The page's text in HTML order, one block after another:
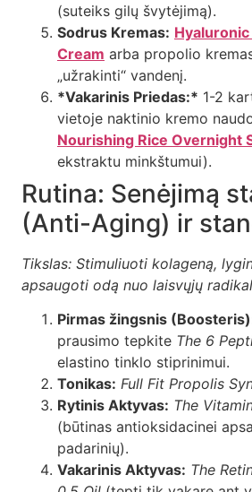
(suteiks gilų švytėjimą).
Sodrus Kremas:
Cream arba propolio
„užrakinti“ vandenį.
*Vakarinis Priedas:* 1-2
vietoje naktinio kremo
Nourishing Rice Overnight
ekstraktu minkštumui).
Rutina: Senėjimą
(Anti-Aging) ir
Tikslas: Stimuliuoti kolageną,
apsaugoti odą nuo laisvųjų
Pirmas žingsnis
prausimo tepkite The 6
elastino tinklo stiprinimui.
Tonikas: Full Fit Propolis
Rytinis Aktyvas: The
(būtinas antioksidacinei
padarinių).
Vakarinis Aktyvas: The